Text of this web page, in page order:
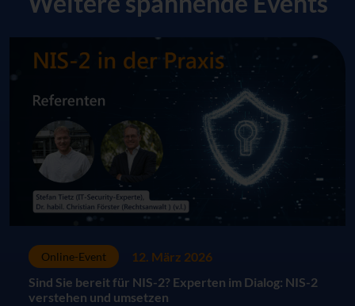
Online-Event
12. März 2026
Sind Sie bereit für NIS-2? Experten im Dialog: NIS-2
verstehen und umsetzen